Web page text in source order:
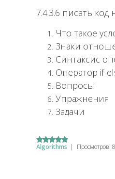
7.4.3.6 писать
Что такое
Знаки
Синтаксис
Оператор if-
Вопросы
Упражнения
Задачи
Algorithms | Просмотров: